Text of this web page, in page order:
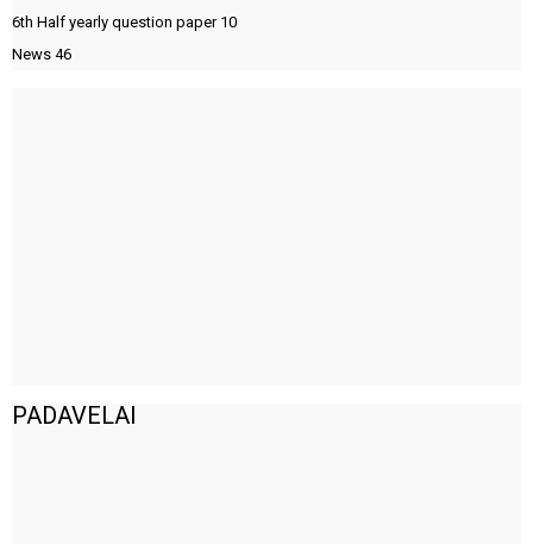
6th Half yearly question paper 10
News 46
PADAVELAI